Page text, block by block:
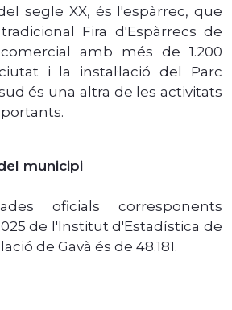
segle XX, és l'espàrrec, que
Fira d'Espàrrecs de
amb més de 1.200
i la instal·lació del Parc
és una altra de les activitats
municipi
oficials corresponents
de l'Institut d'Estadística de
de Gavà és de 48.181.